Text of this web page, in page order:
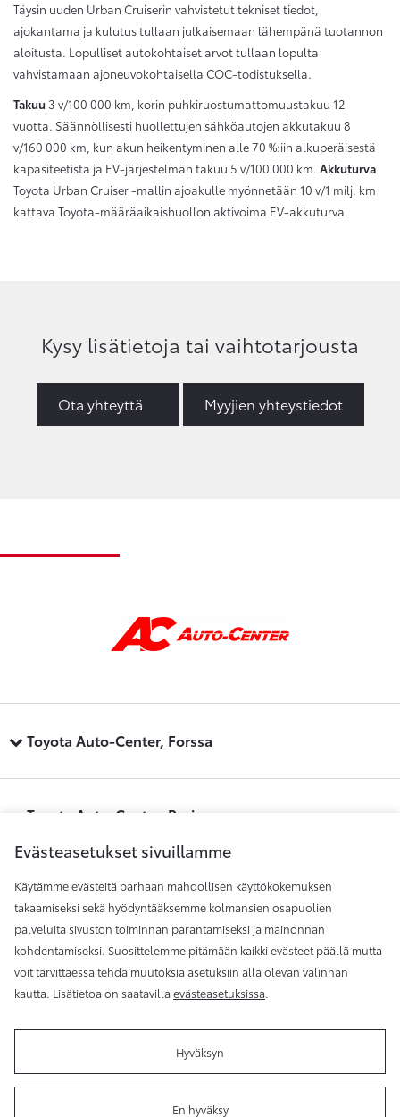
Täysin uuden Urban Cruiserin vahvistetut tekniset tiedot,
ajokantama ja kulutus tullaan julkaisemaan lähempänä tuotannon
aloitusta. Lopulliset autokohtaiset arvot tullaan lopulta
vahvistamaan ajoneuvokohtaisella COC-todistuksella.
Takuu 3 v/100 000 km, korin puhkiruostumattomuustakuu 12
vuotta. Säännöllisesti huollettujen sähköautojen akkutakuu 8
v/160 000 km, kun akun heikentyminen alle 70 %:iin alkuperäisestä
kapasiteetista ja EV-järjestelmän takuu 5 v/100 000 km. Akkuturva
Toyota Urban Cruiser -mallin ajoakulle myönnetään 10 v/1 milj. km
kattava Toyota-määräaikaishuollon aktivoima EV-akkuturva.
Kysy lisätietoja tai vaihtotarjousta
Ota yhteyttä Myyjien yhteystiedot
Toyota Auto-Center, Forssa
Toyota Auto-Center, Pori
Toyota Auto-Center, Raisio
Toyota Auto-Center, Rauma
Evästeasetukset
Evästeasetukset sivuillamme
Käytämme evästeitä parhaan mahdollisen käyttökokemuksen
takaamiseksi sekä hyödyntääksemme kolmansien osapuolien
palveluita sivuston toiminnan parantamiseksi ja mainonnan
kohdentamiseksi. Suosittelemme pitämään kaikki evästeet päällä mutta
voit tarvittaessa tehdä muutoksia asetuksiin alla olevan valinnan
kautta. Lisätietoa on saatavilla evästeasetuksissa.
Hyväksyn
En hyväksy